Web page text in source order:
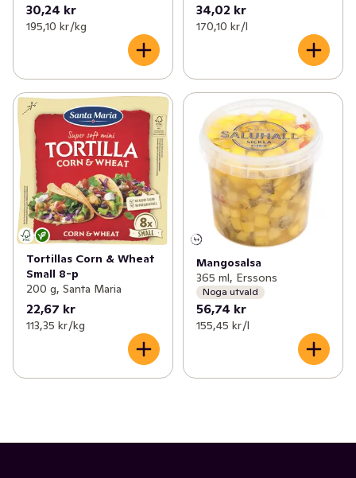
30,24 kr
195,10 kr /kg
34,02 kr
170,10 kr /l
Tortillas Corn & Wheat
Small 8-p
200 g, Santa Maria
22,67 kr
113,35 kr /kg
Mangosalsa
365 ml, Erssons
Noga utvald
56,74 kr
155,45 kr /l